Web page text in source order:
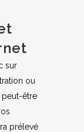
sur
ou
peut-être
prélevé